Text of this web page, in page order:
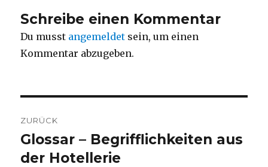
Schreibe einen Kommentar
Du musst angemeldet sein, um einen
Kommentar abzugeben.
Navigation
ZURÜCK
Vorheriger
Beitrag:
Glossar – Begrifflichkeiten aus
der Hotellerie